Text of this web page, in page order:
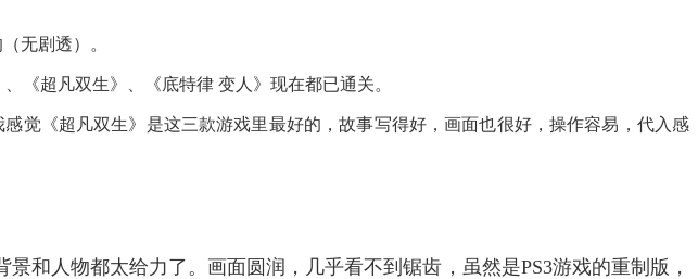
无剧透）。
《超凡双生》、《底特律 变人》现在都已通关。
觉《超凡双生》是这三款游戏里最好的，故事写得好，画面也很好，操作容易，代入感
和人物都太给力了。画面圆润，几乎看不到锯齿，虽然是PS3游戏的重制版，